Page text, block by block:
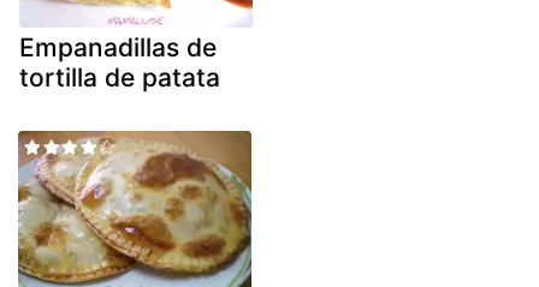
Empanadillas de
tortilla de patata